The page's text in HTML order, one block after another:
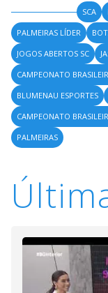
SCA
PALMEIRAS LÍDER
JOGOS ABERTOS SC
CAMPEONATO
BLUMENAU ESPORTES
CAMPEONATO
PALMEIRAS